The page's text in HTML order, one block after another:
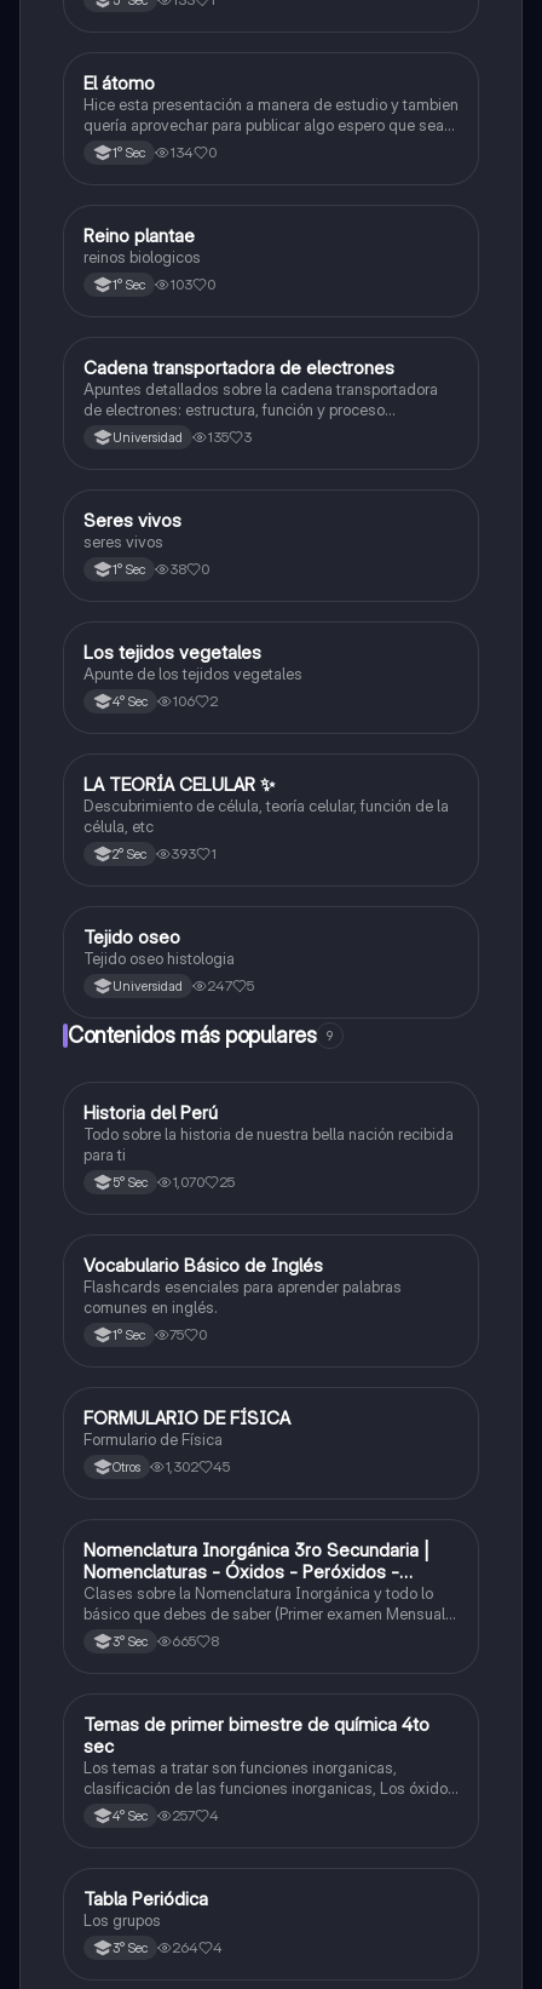
Ciencia y Tecnología
El átomo
Hice esta presentación a manera de estudio y tambien
quería aprovechar para publicar algo espero que sea
de su agrado , habla del átomo y lo básico sobre el,
solo eso bye
1° Sec 134 0
RCiencia y Tecnología
Reino plantae
reinos biologicos
1° Sec 103 0
Ciencia y Tecnología
Cadena transportadora de electrones
Apuntes detallados sobre la cadena transportadora
de electrones: estructura, función y proceso
bioquímico en la producción de ATP. Incluye
esquemas y explicaciones sobre los complejos
Universidad 135 3
SCiencia y Tecnología
Seres vivos
seres vivos
1° Sec 38 0
Ciencia y Tecnología
Los tejidos vegetales
Apunte de los tejidos vegetales
4° Sec 106 2
Ciencia y Tecnología
LA TEORÍA CELULAR ✨️
Descubrimiento de célula, teoría celular, función de la
célula, etc
2° Sec 393 1
Ciencia y Tecnología
Tejido oseo
Tejido oseo histologia
Universidad 247 5
Contenidos más populares 9
Ciencias Sociales
Historia del Perú
Todo sobre la historia de nuestra bella nación recibida
para ti
5° Sec 1,070 25
VInglés
Vocabulario Básico de Inglés
Flashcards esenciales para aprender palabras
comunes en inglés.
1° Sec 75 0
Física
FORMULARIO DE FÍSICA
Formulario de Física
Otros 1,302 45
Química
Nomenclatura Inorgánica 3ro Secundaria |
Nomenclaturas - Óxidos - Peróxidos -
Hidróxido o Bases
Clases sobre la Nomenclatura Inorgánica y todo lo
básico que debes de saber (Primer examen Mensual
2025)3° Sec 665 8
Química
Temas de primer bimestre de química 4to
sec
Los temas a tratar son funciones inorganicas,
clasificación de las funciones inorganicas, Los óxidos
y los óxidos ácidos
4° Sec 257 4
Química
Tabla Periódica
Los grupos
3° Sec 264 4